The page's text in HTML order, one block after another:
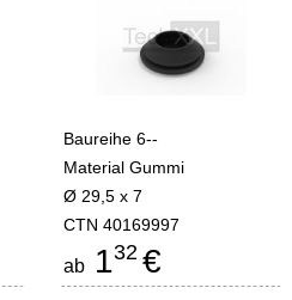
Baureihe 6--
Material Gummi
Ø 29,5 x 7
CTN 40169997
ab 132 €